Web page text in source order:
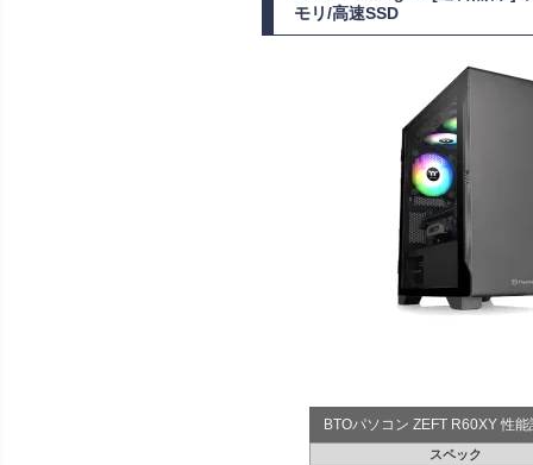
モリ/高速SSD
BTOパソコン ZEFT R60XY 性
スペック